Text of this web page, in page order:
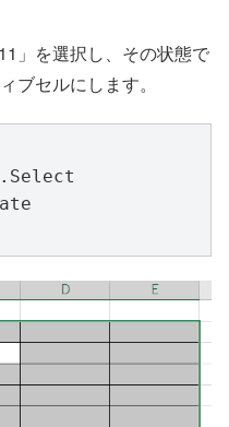
」を選択し、その状態で
ブセルにします。